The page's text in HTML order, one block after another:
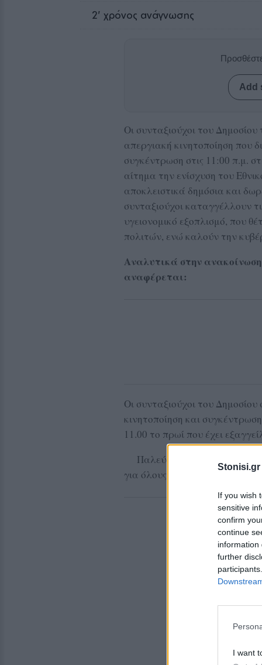
Stonisi.gr
If you wish
sensitive
confirm
continue
information
further
I want
2' χρόνος ανάγνωσης
Add
Οι συνταξιούχοι του
απεργιακή κινητοποίηση που
συγκέντρωση στις 11:00 π.μ.
αίτημα την ενίσχυση του
αποκλειστικά δημόσια και
συνταξιούχοι καταγγέλλουν
υγειονομικό εξοπλισμό, που
πολιτών, ενώ καλούν την
Αναλυτικά στην
αναφέρεται:
Οι συνταξιούχοι του
κινητοποίηση και
11.00 το πρωί που έχει
Παλεύουμε και διεκδικούμε
για όλους , με σύγχρονες και